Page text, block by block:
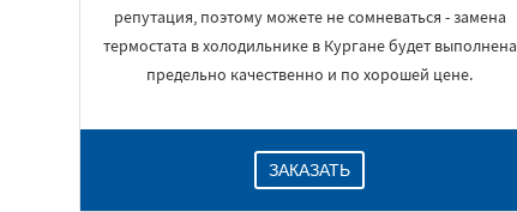
репутация, поэтому можете не сомневаться - замена
термостата в холодильнике в Кургане будет выполнена
предельно качественно и по хорошей цене.
ЗАКАЗАТЬ